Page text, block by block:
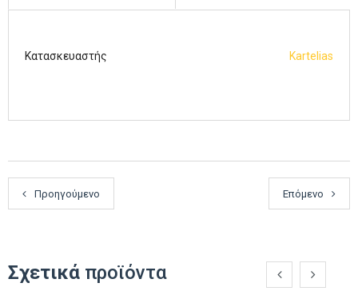
Κατασκευαστής Kartelias
Προηγούμενο Επόμενο
Σχετικά προϊόντα